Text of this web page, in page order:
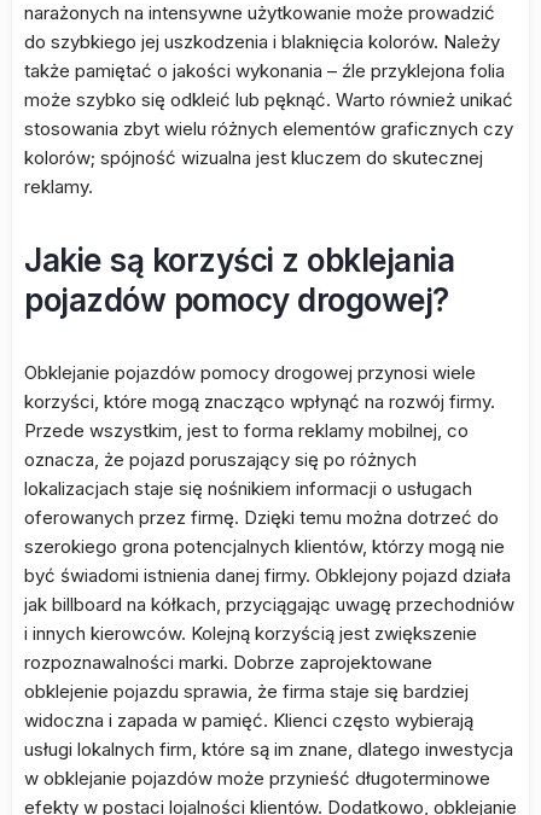
narażonych na intensywne użytkowanie może prowadzić
do szybkiego jej uszkodzenia i blaknięcia kolorów. Należy
także pamiętać o jakości wykonania – źle przyklejona folia
może szybko się odkleić lub pęknąć. Warto również unikać
stosowania zbyt wielu różnych elementów graficznych czy
kolorów; spójność wizualna jest kluczem do skutecznej
reklamy.
Jakie są korzyści z obklejania
pojazdów pomocy drogowej?
Obklejanie pojazdów pomocy drogowej przynosi wiele
korzyści, które mogą znacząco wpłynąć na rozwój firmy.
Przede wszystkim, jest to forma reklamy mobilnej, co
oznacza, że pojazd poruszający się po różnych
lokalizacjach staje się nośnikiem informacji o usługach
oferowanych przez firmę. Dzięki temu można dotrzeć do
szerokiego grona potencjalnych klientów, którzy mogą nie
być świadomi istnienia danej firmy. Obklejony pojazd działa
jak billboard na kółkach, przyciągając uwagę przechodniów
i innych kierowców. Kolejną korzyścią jest zwiększenie
rozpoznawalności marki. Dobrze zaprojektowane
obklejenie pojazdu sprawia, że firma staje się bardziej
widoczna i zapada w pamięć. Klienci często wybierają
usługi lokalnych firm, które są im znane, dlatego inwestycja
w obklejanie pojazdów może przynieść długoterminowe
efekty w postaci lojalności klientów. Dodatkowo, obklejanie